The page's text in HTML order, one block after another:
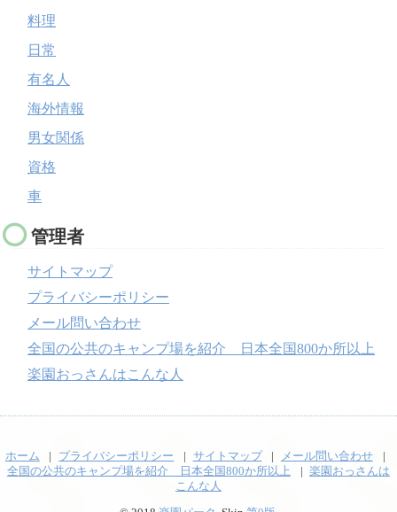
料理
日常
有名人
海外情報
男女関係
資格
車
管理者
サイトマップ
プライバシーポリシー
メール問い合わせ
全国の公共のキャンプ場を紹介 日本全国800か所以上
楽園おっさんはこんな人
ホーム プライバシーポリシー サイトマップ
メール問い合わせ
全国の公共のキャンプ場を紹介 日本全国800か所以上
楽園おっさんは
こんな人